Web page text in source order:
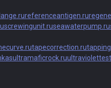
referenceantigen.ru
screwingunit.ruseawaterpump.ru
tapecorrection.ru
ultramaficrock.ru